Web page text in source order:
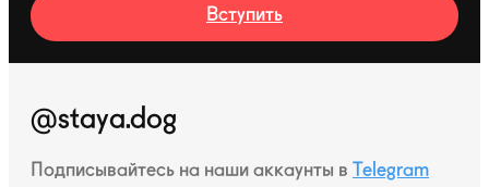
Вступить
@staya.dog
Подписывайтесь на наши аккаунты в Telegram